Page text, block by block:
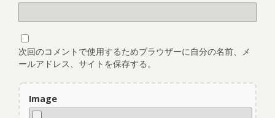
次回のコメントで使用するためブラウザーに自分の名前、メ
ールアドレス、サイトを保存する。
Image